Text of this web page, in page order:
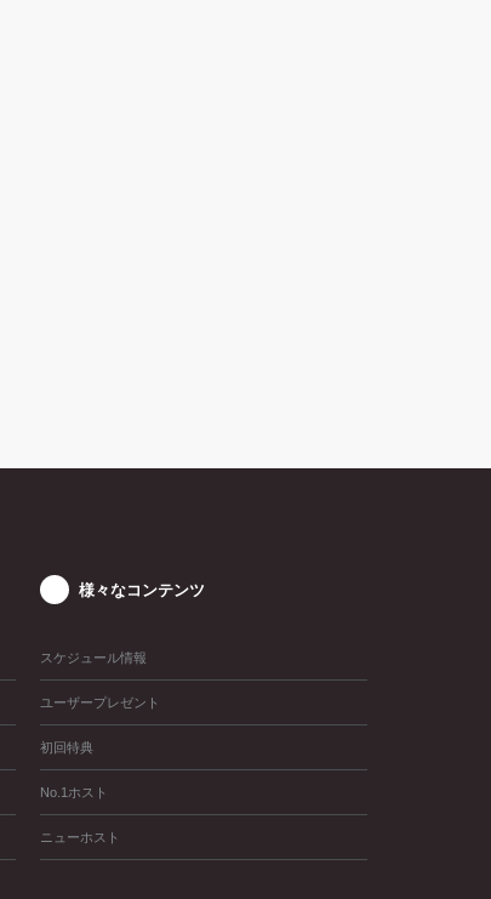
様々なコンテンツ
スケジュール情報
ユーザープレゼント
初回特典
No.1ホスト
ニューホスト